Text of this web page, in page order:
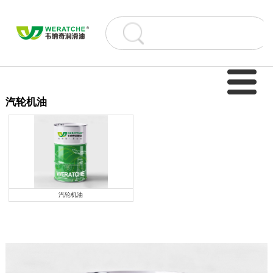
汽轮机油
汽轮机油